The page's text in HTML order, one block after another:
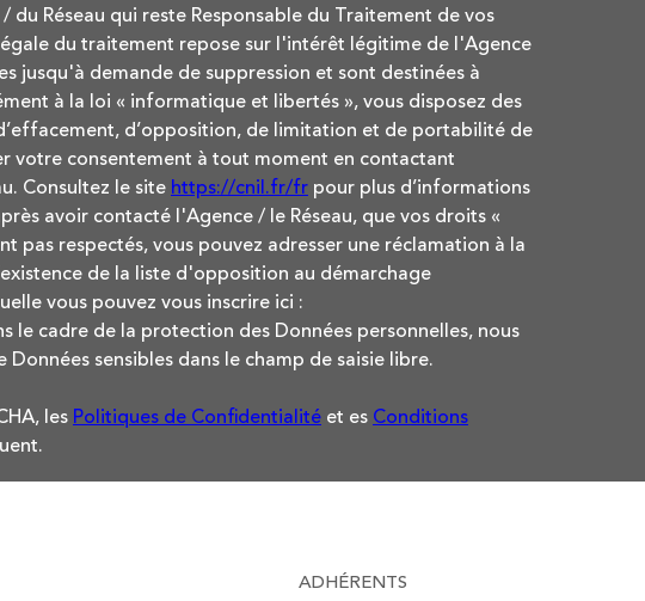
Réseau qui reste Responsable du Traitement de vos
du traitement repose sur l'intérêt légitime de l'Agence
jusqu'à demande de suppression et sont destinées à
à la loi « informatique et libertés », vous disposez des
d’opposition, de limitation et de portabilité de
votre consentement à tout moment en contactant
Consultez le site https://cnil.fr/fr pour plus d’informations
avoir contacté l'Agence / le Réseau, que vos droits «
pas respectés, vous pouvez adresser une réclamation à la
de la liste d'opposition au démarchage
vous pouvez vous inscrire ici :
le cadre de la protection des Données personnelles, nous
Données sensibles dans le champ de saisie libre.
les Politiques de Confidentialité et es Conditions
ADHÉRENTS